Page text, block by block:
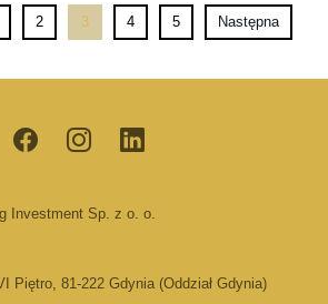
2 3 4 5 Następna
Investment Sp. z o. o.
Piętro, 81-222 Gdynia (Oddział Gdynia)